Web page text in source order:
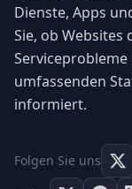
Dienste, Apps
Sie, ob Websites
umfassenden
informiert.
Folgen Sie uns